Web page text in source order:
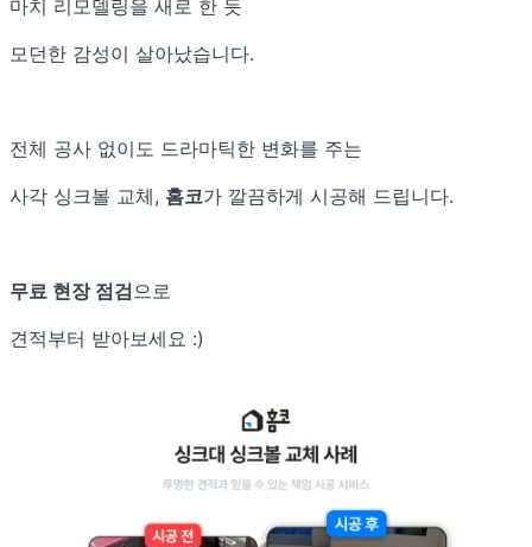
마치 리모델링을 새로 한 듯
모던한 감성이 살아났습니다.
전체 공사 없이도 드라마틱한 변화를 주는
사각 싱크볼 교체, 홈코가 깔끔하게 시공해 드립니다.
무료 현장 점검으로
견적부터 받아보세요 :)